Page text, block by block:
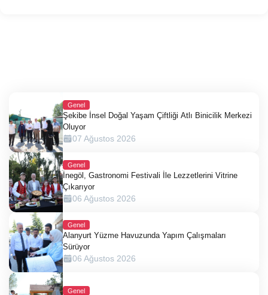
Genel
Şekibe İnsel Doğal Yaşam Çiftliği Atlı Binicilik Merkezi
Oluyor
07 Ağustos 2026
Genel
İnegöl, Gastronomi Festivali İle Lezzetlerini Vitrine
Çıkarıyor
06 Ağustos 2026
Genel
Alanyurt Yüzme Havuzunda Yapım Çalışmaları
Sürüyor
06 Ağustos 2026
Genel